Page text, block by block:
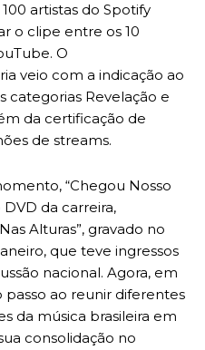
artistas do Spotify
o clipe entre os 10
O
veio com a indicação ao
categorias Revelação e
da certificação de
de streams.
“Chegou Nosso
da carreira,
Alturas”, gravado no
que teve ingressos
nacional. Agora, em
passo ao reunir diferentes
da música brasileira em
consolidação no